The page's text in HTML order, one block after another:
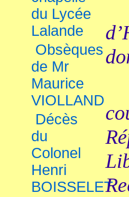
du Lycée
Lalande
Obsèques
de Mr
Maurice
VIOLLAND
Décès
du
Colonel
Henri
BOISSELET